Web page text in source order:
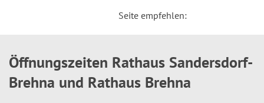
Seite empfehlen:
Öffnungszeiten Rathaus Sandersdorf-
Brehna und Rathaus Brehna